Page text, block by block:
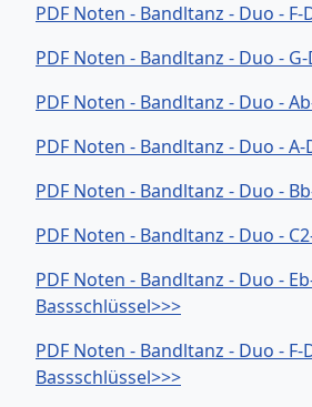
PDF Noten - Bandltanz - Duo - F-
PDF Noten - Bandltanz - Duo -
PDF Noten - Bandltanz - Duo -
PDF Noten - Bandltanz - Duo - A-
PDF Noten - Bandltanz - Duo -
PDF Noten - Bandltanz - Duo -
PDF Noten - Bandltanz - Duo -
Bassschlüssel>>>
PDF Noten - Bandltanz - Duo - F-
Bassschlüssel>>>